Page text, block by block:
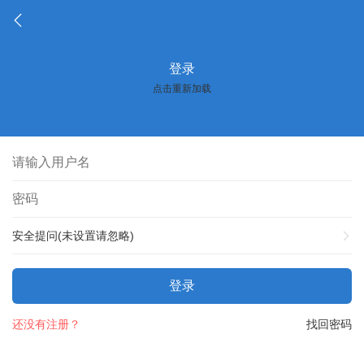
登录
点击重新加载
安全提问(未设置请忽略)
登录
找回密码
还没有注册？